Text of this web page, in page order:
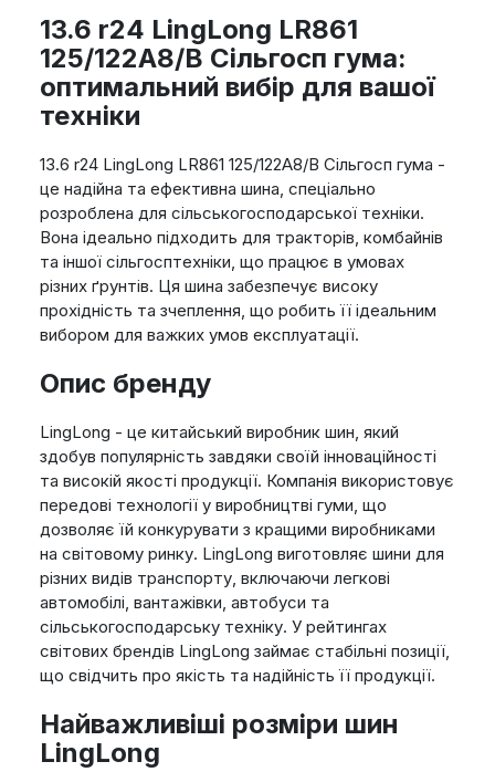
13.6 r24 LingLong LR861
125/122A8/B Сільгосп гума:
оптимальний вибір для вашої
техніки
13.6 r24 LingLong LR861 125/122A8/B Сільгосп гума -
це надійна та ефективна шина, спеціально
розроблена для сільськогосподарської техніки.
Вона ідеально підходить для тракторів, комбайнів
та іншої сільгосптехніки, що працює в умовах
різних ґрунтів. Ця шина забезпечує високу
прохідність та зчеплення, що робить її ідеальним
вибором для важких умов експлуатації.
Опис бренду
LingLong - це китайський виробник шин, який
здобув популярність завдяки своїй інноваційності
та високій якості продукції. Компанія використовує
передові технології у виробництві гуми, що
дозволяє їй конкурувати з кращими виробниками
на світовому ринку. LingLong виготовляє шини для
різних видів транспорту, включаючи легкові
автомобілі, вантажівки, автобуси та
сільськогосподарську техніку. У рейтингах
світових брендів LingLong займає стабільні позиції,
що свідчить про якість та надійність її продукції.
Найважливіші розміри шин
LingLong